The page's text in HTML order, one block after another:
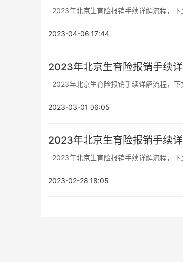
2023年北京生育险报销手续详解流程，
2023-04-06 17:44
2023年北京生育险报销手续
2023年北京生育险报销手续详解流程，
2023-03-01 06:05
2023年北京生育险报销手续
2023年北京生育险报销手续详解流程，
2023-02-28 18:05